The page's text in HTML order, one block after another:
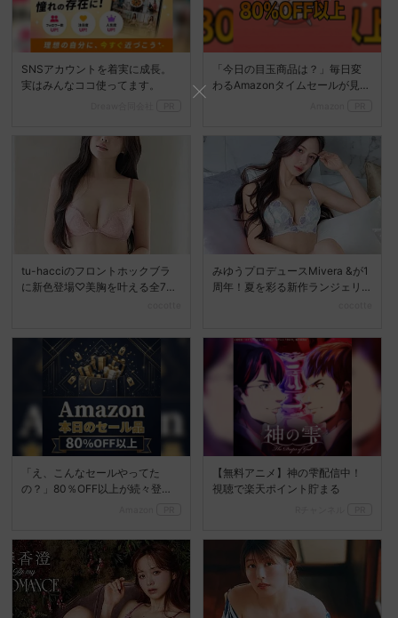
SNSアカウントを着実に成長。
実はみんなココ使ってます。
「今日の目玉商品は？」毎日変
わるAmazonタイムセールが見逃
tu-hacciのフロントホックブラ
に新色登場♡美胸を叶える全7色
みゆうプロデュースMivera &が1
周年！夏を彩る新作ランジェリ
「え、こんなセールやってた
の？」80％OFF以上が続々登
【無料アニメ】神の雫配信中！
視聴で楽天ポイント貯まる